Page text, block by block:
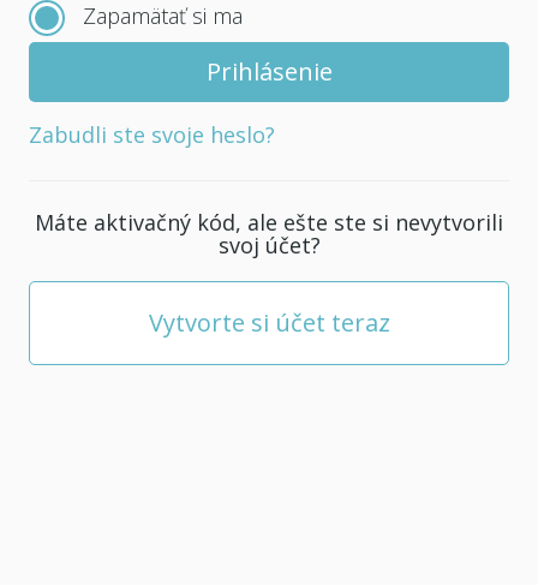
pre
svoj
Musí
mať
znakov.
Zapamätať si ma
Zabudli ste svoje heslo?
Máte aktivačný kód, ale ešte ste si nevytvorili
svoj účet?
Vytvorte si účet teraz